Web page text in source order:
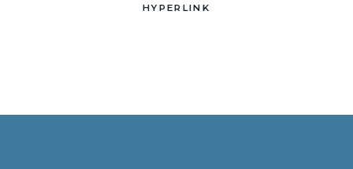
HYPERLINK